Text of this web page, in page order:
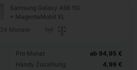
Samsung Galaxy A56 5G
+ MagentaMobil XL
24 Monate
Pro Monat
Handy Zuzahlung
ab 94,95 €
4,99 €